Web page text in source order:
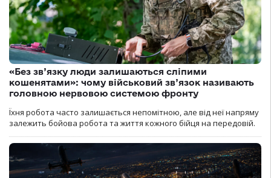
«Без зв’язку люди залишаються сліпими
кошенятами»: чому військовий зв’язок називають
головною нервовою системою фронту
Їхня робота часто залишається непомітною, але від неї напряму
залежить бойова робота та життя кожного бійця на передовій.